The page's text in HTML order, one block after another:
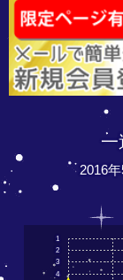
一
2016
4
3
2
1